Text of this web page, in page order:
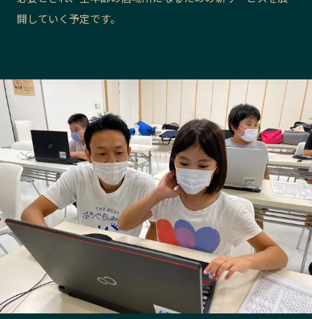
静岡エリア
愛知エリア
三重エリア
河内エリア
兵庫エリア
奈良エリア
和歌山エリア
鳥取エリア
島根エリア
岡山エリア
広島エリア
山口エリア
徳島エリア
香川エリア
愛媛エリア
高知エリア
福岡エリア
佐賀エリア
長崎エリア
熊本エリア
大分エリア
宮崎エリア
鹿児島エリア
開していく予定です。